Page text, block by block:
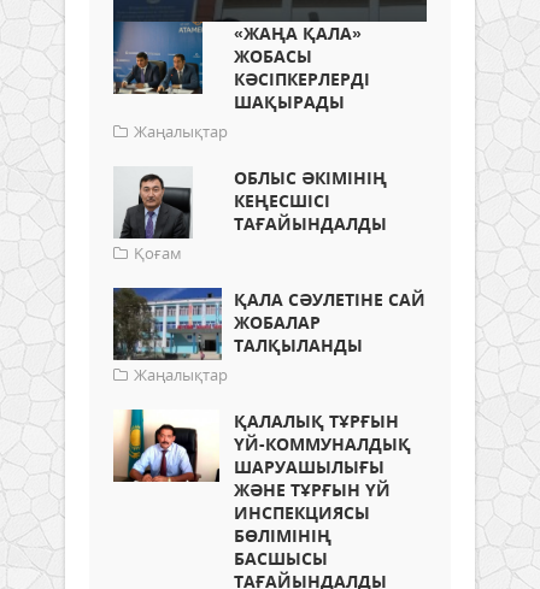
«ЖАҢА ҚАЛА»
ЖОБАСЫ
КӘСІПКЕРЛЕРДІ
ШАҚЫРАДЫ
Жаңалықтар
ОБЛЫС ӘКІМІНІҢ
КЕҢЕСШІСІ
ТАҒАЙЫНДАЛДЫ
Қоғам
ҚАЛА СӘУЛЕТІНЕ САЙ
ЖОБАЛАР
ТАЛҚЫЛАНДЫ
Жаңалықтар
ҚАЛАЛЫҚ ТҰРҒЫН
ҮЙ-КОММУНАЛДЫҚ
ШАРУАШЫЛЫҒЫ
ЖӘНЕ ТҰРҒЫН ҮЙ
ИНСПЕКЦИЯСЫ
БӨЛІМІНІҢ
БАСШЫСЫ
ТАҒАЙЫНДАЛДЫ